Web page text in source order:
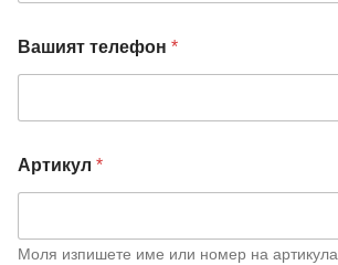
Вашият телефон *
а
ш
т
Артикул *
Моля изпишете име или номер на артикула.